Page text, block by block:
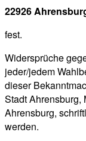
22926
fest.
Widersprüche
jeder/jedem
dieser
Stadt Ahrensburg,
Ahrensburg,
werden.